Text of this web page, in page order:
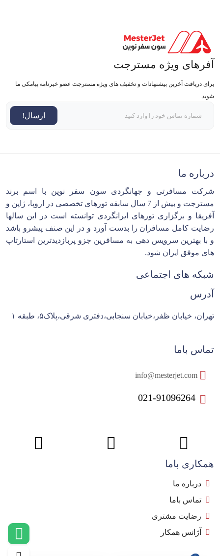
آفرهای ویژه مسترجت
برای دریافت آخرین پیشنهادات و تخفیف های ویژه مسترجت عضو خبرنامه پیامکی ما
شوید.
ارسال!
درباره ما
شرکت مسافرتی و جهانگردی سون سفر نوین با اسم برند
مسترجت و بیش از 7 سال سابقه تورهای تخصصی در اروپا، ژاپن و
آفریقا و برگزاری تورهای ایرانگردی توانسته است در این سالها
رضایت کامل مسافران را بدست آورد و در این صنف پیشرو باشد
و با بهترین سرویس دهی به مسافرین جزو پربازدیدترین استارتاپ
های موفق ایران شود.
شبکه های اجتماعی
آدرس
تهران، خیابان ظفر،خیابان سنجابی،دفتری شرقی،پلاک۵، طبقه ۱
تماس باما
021-91096264
همکاری باما
درباره ما
تماس باما
رضایت مشتری
آژانس همکار